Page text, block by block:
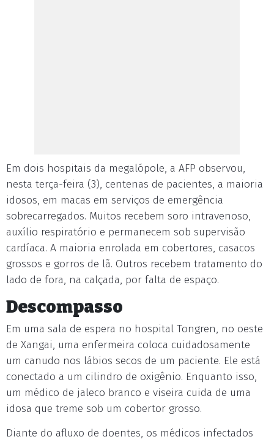
Em dois hospitais da megalópole, a AFP observou,
nesta terça-feira (3), centenas de pacientes, a maioria
idosos, em macas em serviços de emergência
sobrecarregados. Muitos recebem soro intravenoso,
auxílio respiratório e permanecem sob supervisão
cardíaca. A maioria enrolada em cobertores, casacos
grossos e gorros de lã. Outros recebem tratamento do
lado de fora, na calçada, por falta de espaço.
Descompasso
Em uma sala de espera no hospital Tongren, no oeste
de Xangai, uma enfermeira coloca cuidadosamente
um canudo nos lábios secos de um paciente. Ele está
conectado a um cilindro de oxigênio. Enquanto isso,
um médico de jaleco branco e viseira cuida de uma
idosa que treme sob um cobertor grosso.
Diante do afluxo de doentes, os médicos infectados